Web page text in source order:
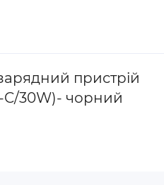
пристрій
C/30W)- чорний